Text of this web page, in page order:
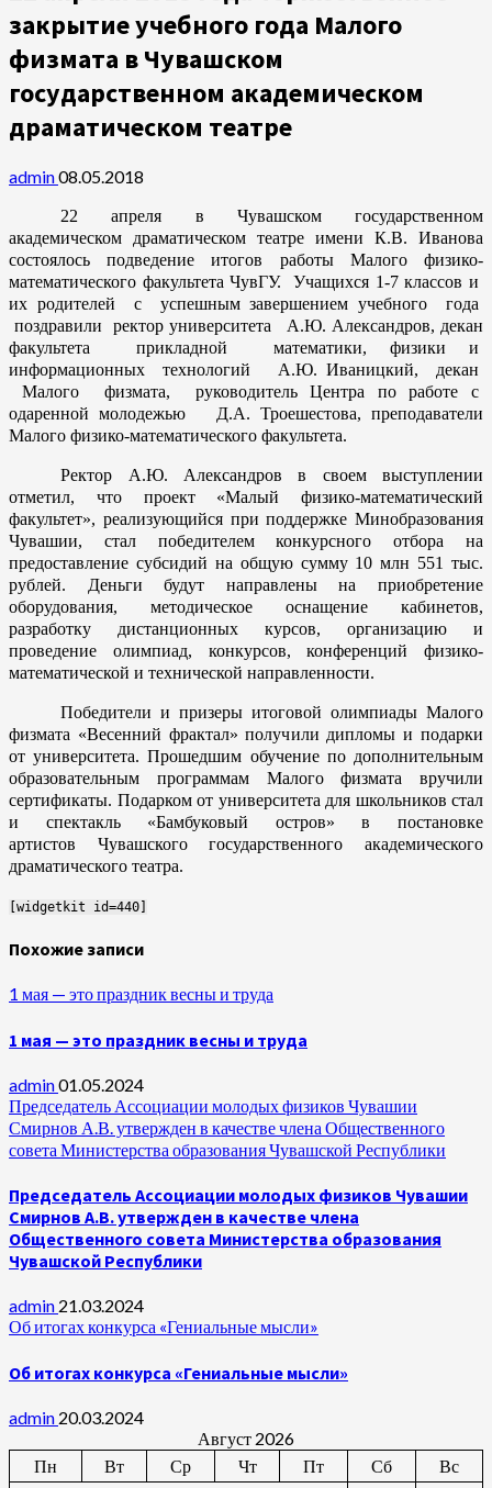
закрытие учебного года Малого
физмата в Чувашском
государственном академическом
драматическом театре
admin08.05.2018
22 апреля в Чувашском государственном
академическом драматическом театре имени К.В. Иванова
состоялось подведение итогов работы Малого физико-
математического факультета ЧувГУ. Учащихся 1-7 классов и
их родителей с успешным завершением учебного года
поздравили ректор университета А.Ю. Александров, декан
факультета прикладной математики, физики и
информационных технологий А.Ю. Иваницкий, декан
Малого физмата, руководитель Центра по работе с
одаренной молодежью Д.А. Троешестова, преподаватели
Малого физико-математического факультета.
Ректор А.Ю. Александров в своем выступлении
отметил, что проект «Малый физико-математический
факультет», реализующийся при поддержке Минобразования
Чувашии, стал победителем конкурсного отбора на
предоставление субсидий на общую сумму 10 млн 551 тыс.
рублей. Деньги будут направлены на приобретение
оборудования, методическое оснащение кабинетов,
разработку дистанционных курсов, организацию и
проведение олимпиад, конкурсов, конференций физико-
математической и технической направленности.
Победители и призеры итоговой олимпиады Малого
физмата «Весенний фрактал» получили дипломы и подарки
от университета. Прошедшим обучение по дополнительным
образовательным программам Малого физмата вручили
сертификаты. Подарком от университета для школьников стал
и спектакль «Бамбуковый остров» в постановке
артистов Чувашского государственного академического
драматического театра.
[widgetkit id=440]
Похожие записи
1 мая — это праздник весны и труда
1 мая — это праздник весны и труда
admin01.05.2024
Председатель Ассоциации молодых физиков Чувашии
Смирнов А.В. утвержден в качестве члена Общественного
совета Министерства образования Чувашской Республики
Председатель Ассоциации молодых физиков Чувашии
Смирнов А.В. утвержден в качестве члена
Общественного совета Министерства образования
Чувашской Республики
admin 21.03.2024
Об итогах конкурса «Гениальные мысли»
Об итогах конкурса «Гениальные мысли»
admin 20.03.2024
Август 2026
Пн
Вт Ср Чт Пт Сб
Вс